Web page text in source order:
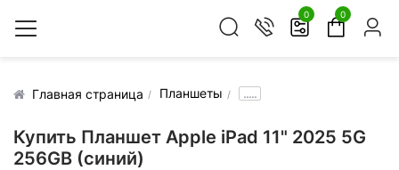
0 0
Главная страница Планшеты .....
Купить Планшет Apple iPad 11" 2025 5G
256GB (синий)